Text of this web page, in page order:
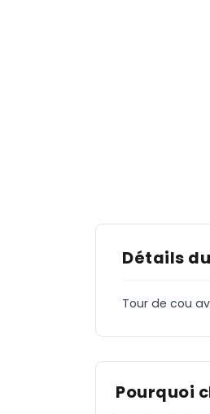
Détails
Tour de cou
Pourquoi